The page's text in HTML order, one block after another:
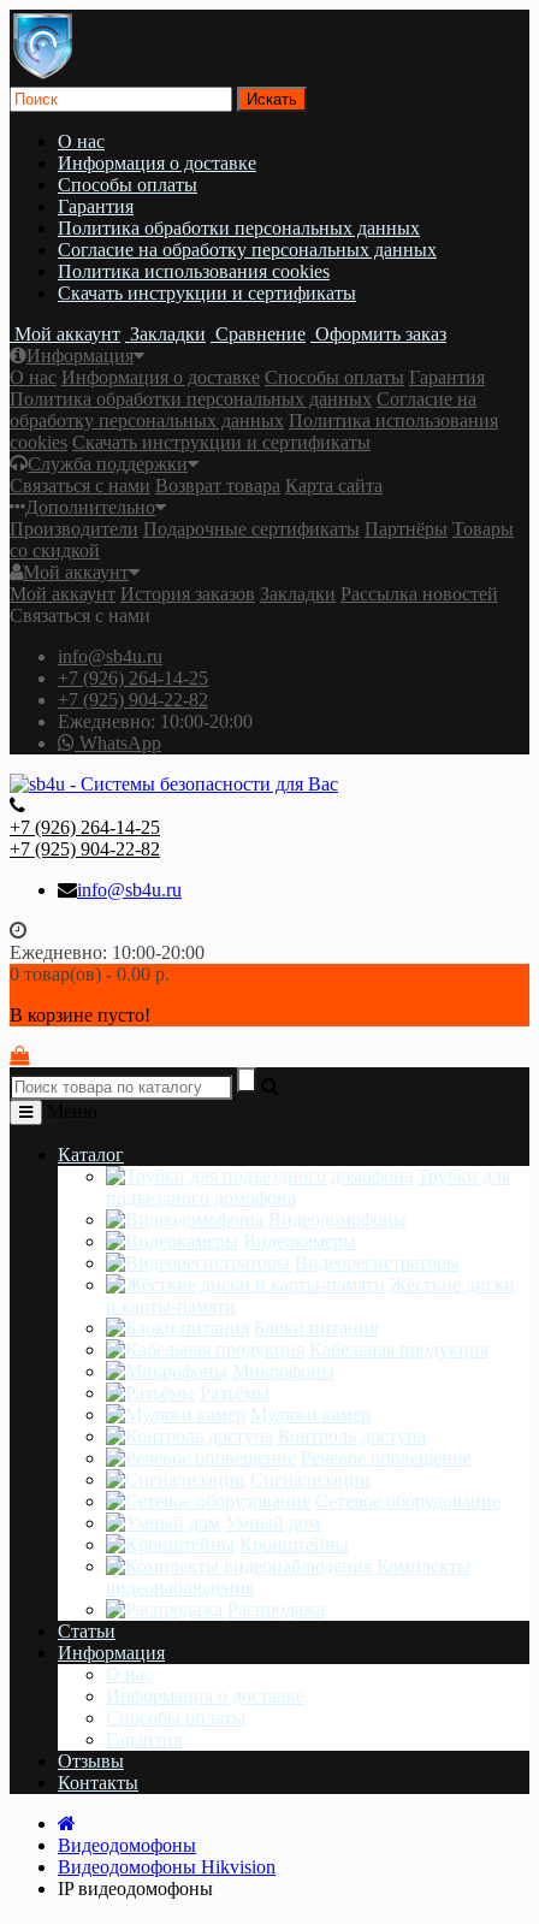
О нас
Информация о доставке
Cпособы оплаты
Гарантия
Политика обработки персональных данных
Согласие на обработку персональных данных
Политика использования cookies
Скачать инструкции и сертификаты
Мой аккаунт Закладки Сравнение Оформить заказ
Информация
О нас Информация о доставке Cпособы оплаты Гарантия
Политика обработки персональных данных Согласие на
обработку персональных данных Политика использования
cookies Скачать инструкции и сертификаты
Служба поддержки
Связаться с нами Возврат товара Карта сайта
Дополнительно
Производители Подарочные сертификаты Партнёры Товары
со скидкой
Мой аккаунт
Мой аккаунт История заказов Закладки Рассылка новостей
Связаться с нами
info@sb4u.ru
+7 (926) 264-14-25
+7 (925) 904-22-82
Ежедневно: 10:00-20:00
WhatsApp
+7 (926) 264-14-25
+7 (925) 904-22-82
info@sb4u.ru
Ежедневно: 10:00-20:00
0 товар(ов) - 0.00 р.
В корзине пусто!
Каталог
Трубки для
подъездного домофона
Видеодомофоны
Видеокамеры
Видеорегистраторы
Жёсткие диски
и карты-памяти
Блоки питания
Кабельная продукция
Микрофоны
Разъёмы
Муляжи камер
Контроль доступа
Речевое оповещение
Сигнализации
Сетевое оборудование
Умный дом
Кронштейны
Комплекты
видеонаблюдения
Распродажа
Статьи
Информация
О нас
Информация о доставке
Cпособы оплаты
Гарантия
Отзывы
Контакты
Видеодомофоны
Видеодомофоны Hikvision
IP видеодомофоны